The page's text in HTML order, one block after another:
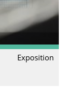
Exposition